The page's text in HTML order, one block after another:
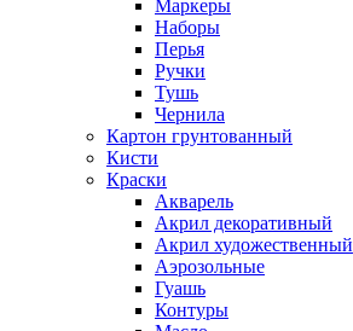
Маркеры
Наборы
Перья
Ручки
Тушь
Чернила
Картон грунтованный
Кисти
Краски
Акварель
Акрил декоративный
Акрил художественный
Аэрозольные
Гуашь
Контуры